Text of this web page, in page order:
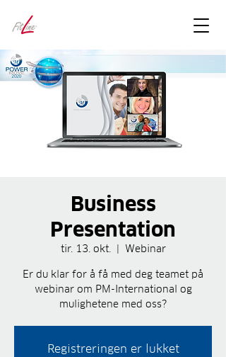
Business
Presentation
tir. 13. okt.
  |
Webinar
Er du klar for å få med deg teamet på
webinar om PM-International og
mulighetene med oss?
Registreringen er lukket